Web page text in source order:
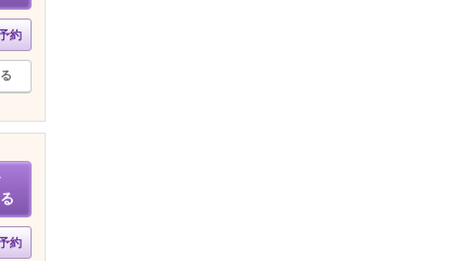
約
約